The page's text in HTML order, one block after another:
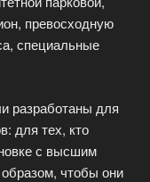
превосходную
специальные
разработаны для
для тех, кто
с высшим
чтобы они